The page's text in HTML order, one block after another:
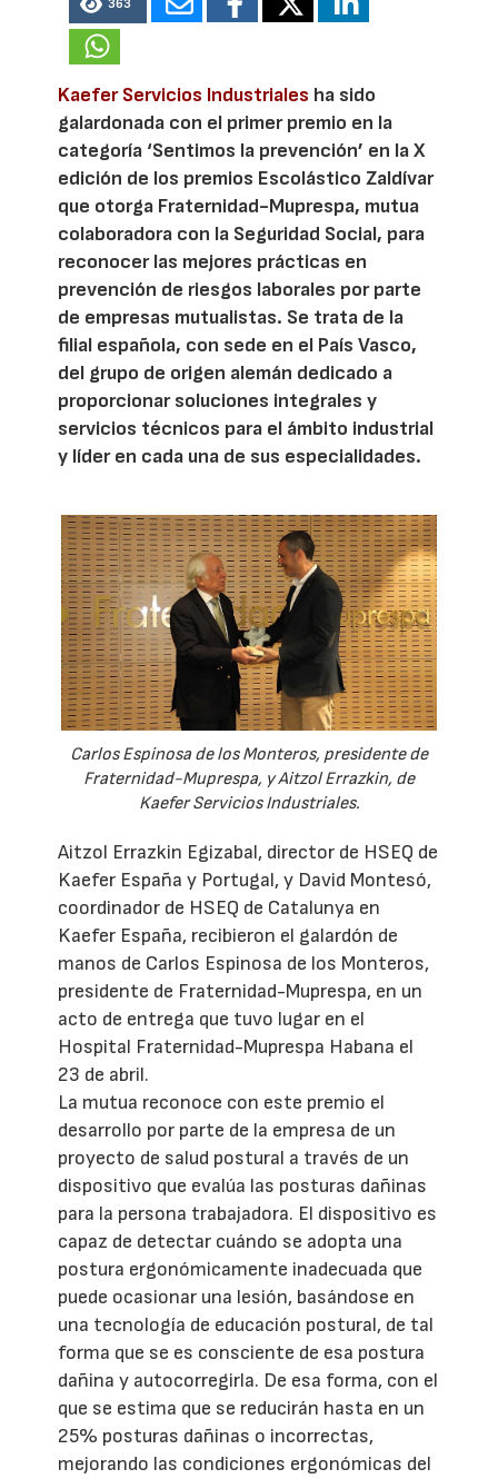
363
Kaefer Servicios Industriales ha sido
galardonada con el primer premio en la
categoría ‘Sentimos la prevención’ en la X
edición de los premios Escolástico Zaldívar
que otorga Fraternidad-Muprespa, mutua
colaboradora con la Seguridad Social, para
reconocer las mejores prácticas en
prevención de riesgos laborales por parte
de empresas mutualistas. Se trata de la
filial española, con sede en el País Vasco,
del grupo de origen alemán dedicado a
proporcionar soluciones integrales y
servicios técnicos para el ámbito industrial
y líder en cada una de sus especialidades.
Carlos Espinosa de los Monteros, presidente de
Fraternidad-Muprespa, y Aitzol Errazkin, de
Kaefer Servicios Industriales.
Aitzol Errazkin Egizabal, director de HSEQ de
Kaefer España y Portugal, y David Montesó,
coordinador de HSEQ de Catalunya en
Kaefer España, recibieron el galardón de
manos de Carlos Espinosa de los Monteros,
presidente de Fraternidad-Muprespa, en un
acto de entrega que tuvo lugar en el
Hospital Fraternidad-Muprespa Habana el
23 de abril.
La mutua reconoce con este premio el
desarrollo por parte de la empresa de un
proyecto de salud postural a través de un
dispositivo que evalúa las posturas dañinas
para la persona trabajadora. El dispositivo es
capaz de detectar cuándo se adopta una
postura ergonómicamente inadecuada que
puede ocasionar una lesión, basándose en
una tecnología de educación postural, de tal
forma que se es consciente de esa postura
dañina y autocorregirla. De esa forma, con el
que se estima que se reducirán hasta en un
25% posturas dañinas o incorrectas,
mejorando las condiciones ergonómicas del